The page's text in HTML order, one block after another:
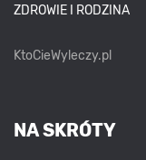
ZDROWIE I RODZINA
KtoCieWyleczy.pl
NA SKRÓTY